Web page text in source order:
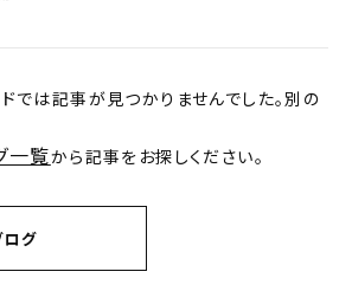
では記事が見つかりませんでした。別の
一覧から記事をお探しください。
グ